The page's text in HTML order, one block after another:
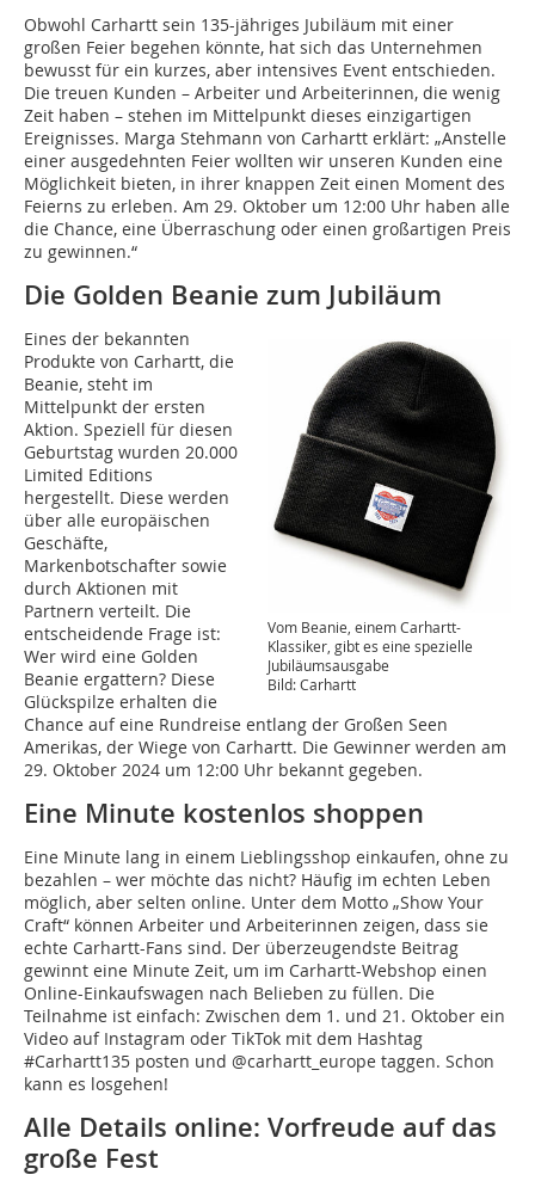
Obwohl Carhartt sein 135-jähriges Jubiläum mit einer
großen Feier begehen könnte, hat sich das Unternehmen
bewusst für ein kurzes, aber intensives Event entschieden.
Die treuen Kunden – Arbeiter und Arbeiterinnen, die wenig
Zeit haben – stehen im Mittelpunkt dieses einzigartigen
Ereignisses. Marga Stehmann von Carhartt erklärt: „Anstelle
einer ausgedehnten Feier wollten wir unseren Kunden eine
Möglichkeit bieten, in ihrer knappen Zeit einen Moment des
Feierns zu erleben. Am 29. Oktober um 12:00 Uhr haben alle
die Chance, eine Überraschung oder einen großartigen Preis
zu gewinnen.“
Die Golden Beanie zum Jubiläum
Vom Beanie, einem Carhartt-
Klassiker, gibt es eine spezielle
Jubiläumsausgabe
Bild: Carhartt
Eines der bekannten
Produkte von Carhartt, die
Beanie, steht im
Mittelpunkt der ersten
Aktion. Speziell für diesen
Geburtstag wurden 20.000
Limited Editions
hergestellt. Diese werden
über alle europäischen
Geschäfte,
Markenbotschafter sowie
durch Aktionen mit
Partnern verteilt. Die
entscheidende Frage ist:
Wer wird eine Golden
Beanie ergattern? Diese
Glückspilze erhalten die
Chance auf eine Rundreise entlang der Großen Seen
Amerikas, der Wiege von Carhartt. Die Gewinner werden am
29. Oktober 2024 um 12:00 Uhr bekannt gegeben.
Eine Minute kostenlos shoppen
Eine Minute lang in einem Lieblingsshop einkaufen, ohne zu
bezahlen – wer möchte das nicht? Häufig im echten Leben
möglich, aber selten online. Unter dem Motto „Show Your
Craft“ können Arbeiter und Arbeiterinnen zeigen, dass sie
echte Carhartt-Fans sind. Der überzeugendste Beitrag
gewinnt eine Minute Zeit, um im Carhartt-Webshop einen
Online-Einkaufswagen nach Belieben zu füllen. Die
Teilnahme ist einfach: Zwischen dem 1. und 21. Oktober ein
Video auf Instagram oder TikTok mit dem Hashtag
#Carhartt135 posten und @carhartt_europe taggen. Schon
kann es losgehen!
Alle Details online: Vorfreude auf das
große Fest